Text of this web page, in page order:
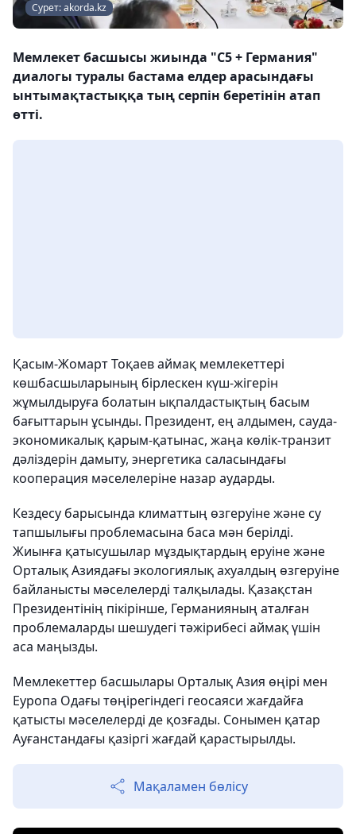
Сурет: akorda.kz
Мемлекет басшысы жиында "C5 + Германия"
диалогы туралы бастама елдер арасындағы
ынтымақтастыққа тың серпін беретінін атап
өтті.
Қасым-Жомарт Тоқаев аймақ мемлекеттері
көшбасшыларының бірлескен күш-жігерін
жұмылдыруға болатын ықпалдастықтың басым
бағыттарын ұсынды. Президент, ең алдымен, сауда-
экономикалық қарым-қатынас, жаңа көлік-транзит
дәліздерін дамыту, энергетика саласындағы
кооперация мәселелеріне назар аударды.
Кездесу барысында климаттың өзгеруіне және су
тапшылығы проблемасына баса мән берілді.
Жиынға қатысушылар мұздықтардың еруіне және
Орталық Азиядағы экологиялық ахуалдың өзгеруіне
байланысты мәселелерді талқылады. Қазақстан
Президентінің пікірінше, Германияның аталған
проблемаларды шешудегі тәжірибесі аймақ үшін
аса маңызды.
Мемлекеттер басшылары Орталық Азия өңірі мен
Еуропа Одағы төңірегіндегі геосаяси жағдайға
қатысты мәселелерді де қозғады. Сонымен қатар
Ауғанстандағы қазіргі жағдай қарастырылды.
Мақаламен бөлісу